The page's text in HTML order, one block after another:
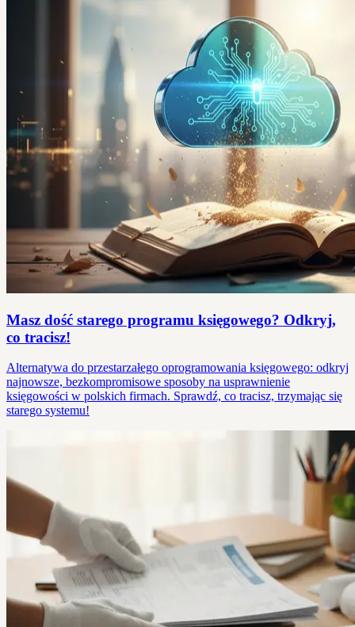
Masz dość starego programu księgowego? Odkryj,
co tracisz!
Alternatywa do przestarzałego oprogramowania księgowego: odkryj
najnowsze, bezkompromisowe sposoby na usprawnienie
księgowości w polskich firmach. Sprawdź, co tracisz, trzymając się
starego systemu!